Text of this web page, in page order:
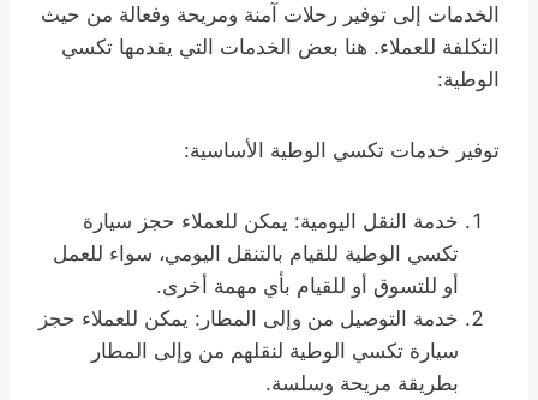
الخدمات إلى توفير رحلات آمنة ومريحة وفعالة من حيث
التكلفة للعملاء. هنا بعض الخدمات التي يقدمها تكسي
الوطية:
توفير خدمات تكسي الوطية الأساسية:
خدمة النقل اليومية: يمكن للعملاء حجز سيارة
تكسي الوطية للقيام بالتنقل اليومي، سواء للعمل
أو للتسوق أو للقيام بأي مهمة أخرى.
خدمة التوصيل من وإلى المطار: يمكن للعملاء حجز
سيارة تكسي الوطية لنقلهم من وإلى المطار
بطريقة مريحة وسلسة.